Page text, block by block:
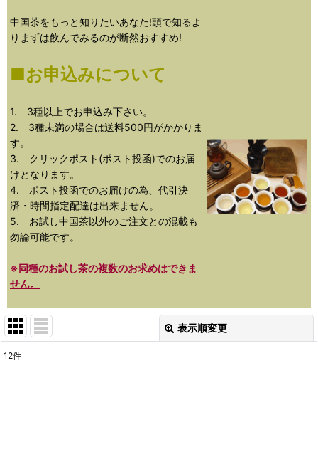
中国茶をもっと知りたいあなた!頭で知るよ
りまずは飲んでみるのが断然おすすめ!
■お申込みについて
1. 3種以上でお申込み下さい。
2. 3種未満の場合は送料500円がかかりま
す。
3. クリックポスト(ポスト投函)でのお届
けとなります。
4. ポスト投函でのお届けの為、代引決
済・時間指定配達は出来ません。
5. お試し中国茶以外のご注文との混載も
勿論可能です。
※同種のお試し茶の複数のお求めはできま
せん。
表示順変更
12件